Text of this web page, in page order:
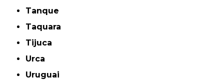
Tanque
Taquara
Tijuca
Urca
Uruguai